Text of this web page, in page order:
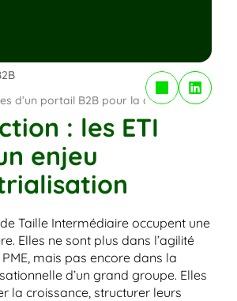
d’un portail B2B pour la digitalisation des
Copy to Clipboard
: les ETI
enjeu
Taille Intermédiaire occupent une
Elles ne sont plus dans l’agilité
mais pas encore dans la
d’un grand groupe. Elles
la croissance, structurer leurs